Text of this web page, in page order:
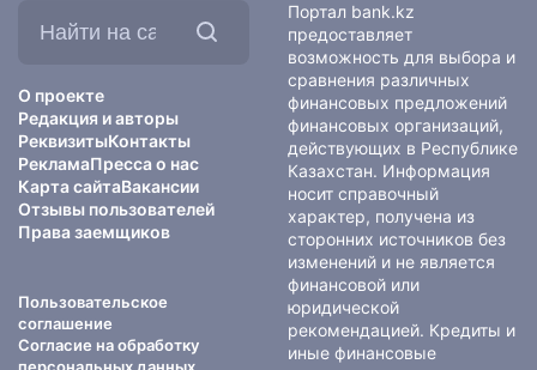
О проекте
Редакция и авторы
РеквизитыКонтакты
РекламаПресса о нас
Карта сайтаВакансии
Отзывы пользователей
Права заемщиков
Пользовательское
соглашение
Согласие на обработку
Портал bank.kz
предоставляет
возможность для выбора и
сравнения различных
финансовых предложений
финансовых организаций,
действующих в Республике
Казахстан. Информация
носит справочный
характер, получена из
сторонних источников без
изменений и не является
финансовой или
юридической
рекомендацией. Кредиты и
иные финансовые